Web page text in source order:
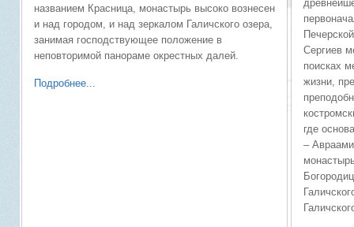
названием Красница, монастырь высоко вознесен
и над городом, и над зеркалом Галичского озера,
занимая господствующее положение в
неповторимой панораме окрестных далей.
Подробнее...
Сергиев
поисках
жизни,
где
–